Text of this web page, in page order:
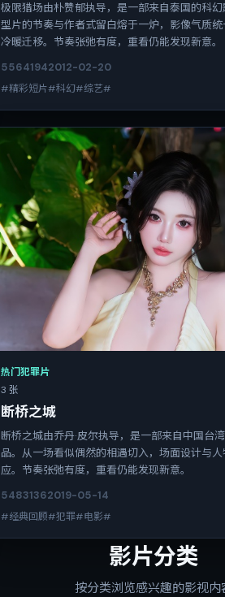
极限猎场由朴赞郁执导，是一部来自泰国的科
型片的节奏与作者式留白熔于一炉，影像气质
冷暖迁移。节奏张弛有度，重看仍能发现新意。
55641942012-02-20
#精彩短片#科幻#综艺#
热门犯罪片
3 张
断桥之城
断桥之城由乔丹·皮尔执导，是一部来自中国台
品。从一场看似偶然的相遇切入，场面设计与
应。节奏张弛有度，重看仍能发现新意。
54831362019-05-14
#经典回顾#犯罪#电影#
影片分类
按分类浏览感兴趣的影视内